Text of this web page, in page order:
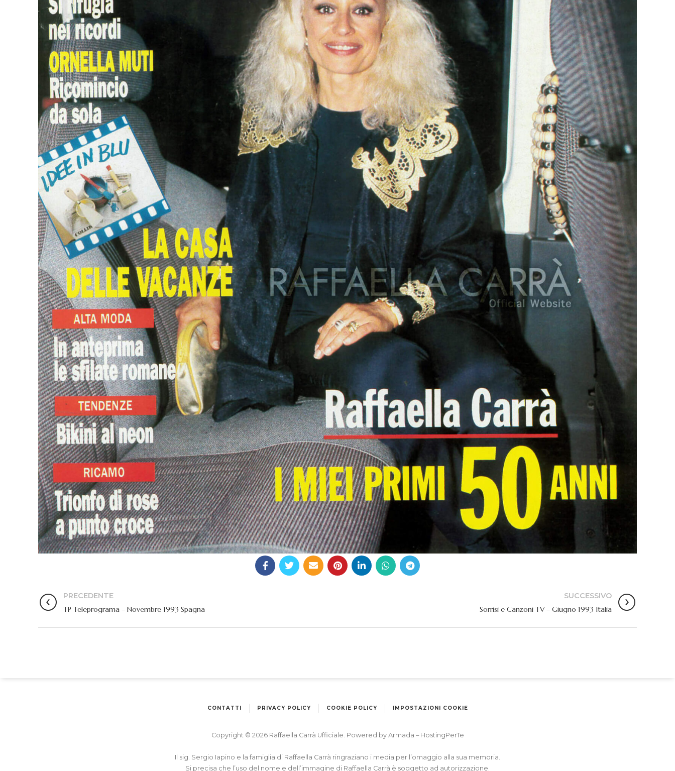
PRECEDENTE
TP Teleprograma – Novembre 1993 Spagna
SUCCESSIVO
Sorrisi e Canzoni TV – Giugno 1993 Italia
CONTATTI PRIVACY POLICY COOKIE POLICY IMPOSTAZIONI COOKIE
Copyright © 2026 Raffaella Carrà Ufficiale. Powered by Armada – HostingPerTe
Il sig. Sergio Iapino e la famiglia di Raffaella Carrà ringraziano i media per l’omaggio alla sua memoria.
Si precisa che l’uso del nome e dell’immagine di Raffaella Carrà è soggetto ad autorizzazione.